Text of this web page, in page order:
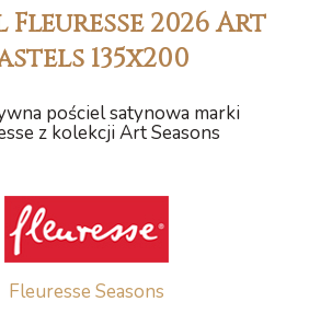
Fleuresse 2026 Art
135x200
pościel satynowa marki
z kolekcji Art Seasons
Fleuresse Seasons